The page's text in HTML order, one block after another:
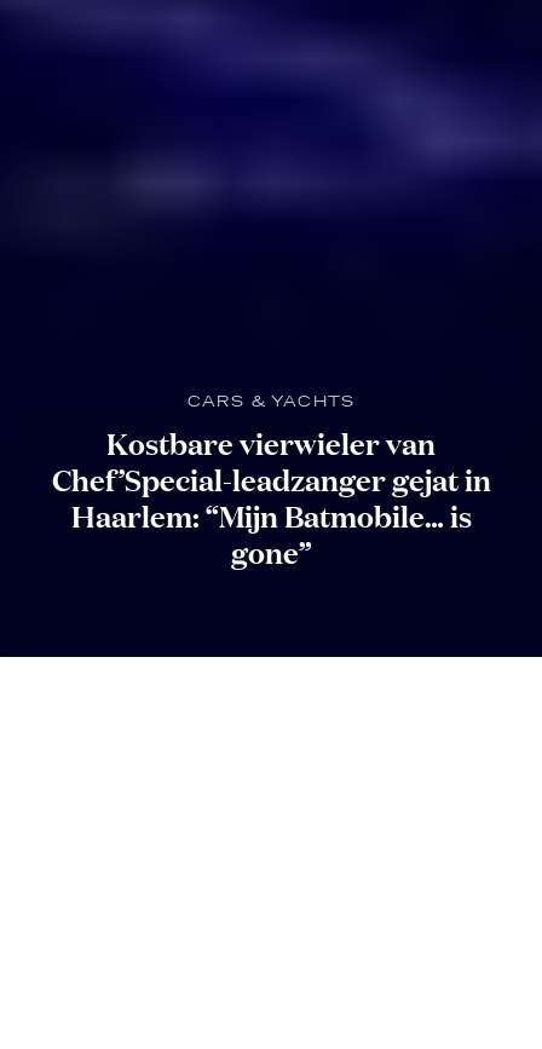
CARS & YACHTS
Kostbare vierwieler van
Chef’Special-leadzanger gejat in
Haarlem: “Mijn Batmobile… is
gone”